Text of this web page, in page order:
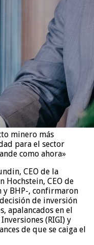
minero más
para el sector
como ahora»
CEO de la
Hochstein, CEO de
BHP-, confirmaron
de inversión
apalancados en el
(RIGI) y
de que se caiga el